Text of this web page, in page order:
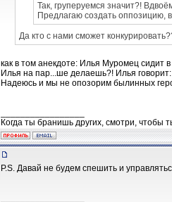
Так, груперуемся значит?!
Предлагаю создать оппозицию,
Да кто с нами сможет
как в том анекдоте: Илья Муромец сидит
Илья на пар...ше делаешь?! Илья
Надеюсь и мы не опозорим былинных
Когда ты бранишь других, смотри, чтобы
P.S. Давай не будем спешить и